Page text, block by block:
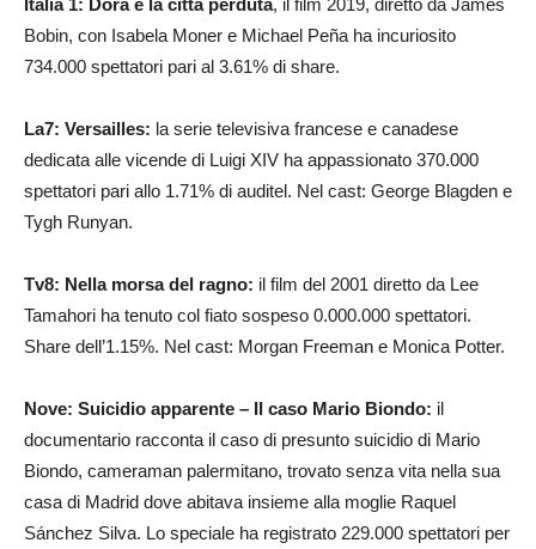
Italia 1: Dora e la città perduta, il film 2019, diretto da James
Bobin, con Isabela Moner e Michael Peña ha incuriosito
734.000 spettatori pari al 3.61% di share.
La7: Versailles: la serie televisiva francese e canadese
dedicata alle vicende di Luigi XIV ha appassionato 370.000
spettatori pari allo 1.71% di auditel. Nel cast: George Blagden e
Tygh Runyan.
Tv8: Nella morsa del ragno: il film del 2001 diretto da Lee
Tamahori ha tenuto col fiato sospeso 0.000.000 spettatori.
Share dell’1.15%. Nel cast: Morgan Freeman e Monica Potter.
Nove: Suicidio apparente – Il caso Mario Biondo: il
documentario racconta il caso di presunto suicidio di Mario
Biondo, cameraman palermitano, trovato senza vita nella sua
casa di Madrid dove abitava insieme alla moglie Raquel
Sánchez Silva. Lo speciale ha registrato 229.000 spettatori per